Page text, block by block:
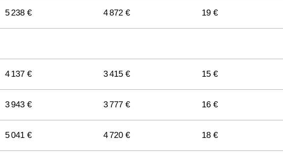
5 238 € 4 872 € 19 €
4 137 € 3 415 € 15 €
3 943 € 3 777 € 16 €
5 041 € 4 720 € 18 €